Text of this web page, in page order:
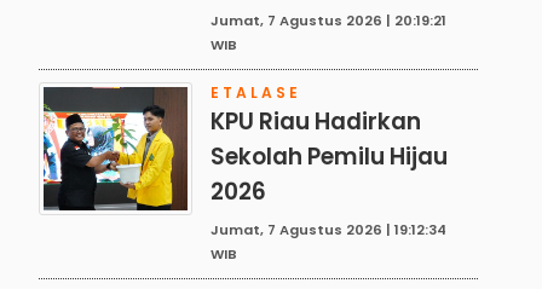
Jumat, 7 Agustus 2026 | 20:19:21
WIB
ETALASE
KPU Riau Hadirkan
Sekolah Pemilu Hijau
2026
Jumat, 7 Agustus 2026 | 19:12:34
WIB